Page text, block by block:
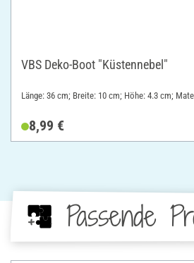
VBS Deko-Boot "Küstennebel"
Länge: 36 cm; Breite: 10 cm; Höhe: 4.3 cm;
8,99 €
Passende